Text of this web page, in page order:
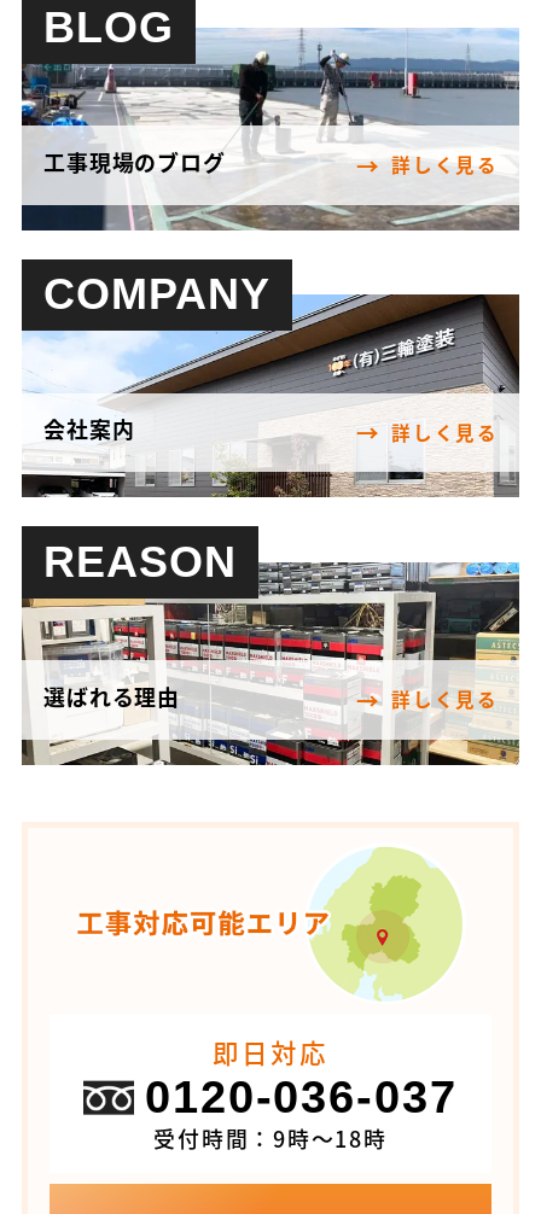
BLOG
工事現場のブログ 詳しく見る
COMPANY
会社案内 詳しく見る
REASON
選ばれる理由 詳しく見る
即日対応
0120-036-037
受付時間：9時～18時